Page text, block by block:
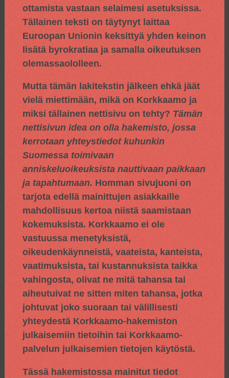
ottamista vastaan selaimesi asetuksissa.
Tällainen teksti on täytynyt laittaa
Euroopan Unionin keksittyä yhden keinon
lisätä byrokratiaa ja samalla oikeutuksen
olemassaololleen.
Mutta tämän lakitekstin jälkeen ehkä jäät
vielä miettimään, mikä on Korkkaamo ja
miksi tällainen nettisivu on tehty? Tämän
nettisivun idea on olla hakemisto, jossa
kerrotaan yhteystiedot kuhunkin
Suomessa toimivaan
anniskeluoikeuksista nauttivaan paikkaan
ja tapahtumaan. Homman sivujuoni on
tarjota edellä mainittujen asiakkaille
mahdollisuus kertoa niistä saamistaan
kokemuksista. Korkkaamo ei ole
vastuussa menetyksistä,
oikeudenkäynneistä, vaateista, kanteista,
vaatimuksista, tai kustannuksista taikka
vahingosta, olivat ne mitä tahansa tai
aiheutuivat ne sitten miten tahansa, jotka
johtuvat joko suoraan tai välillisesti
yhteydestä Korkkaamo-hakemiston
julkaisemiin tietoihin tai Korkkaamo-
palvelun julkaisemien tietojen käytöstä.
Tässä hakemistossa mainitut tiedot